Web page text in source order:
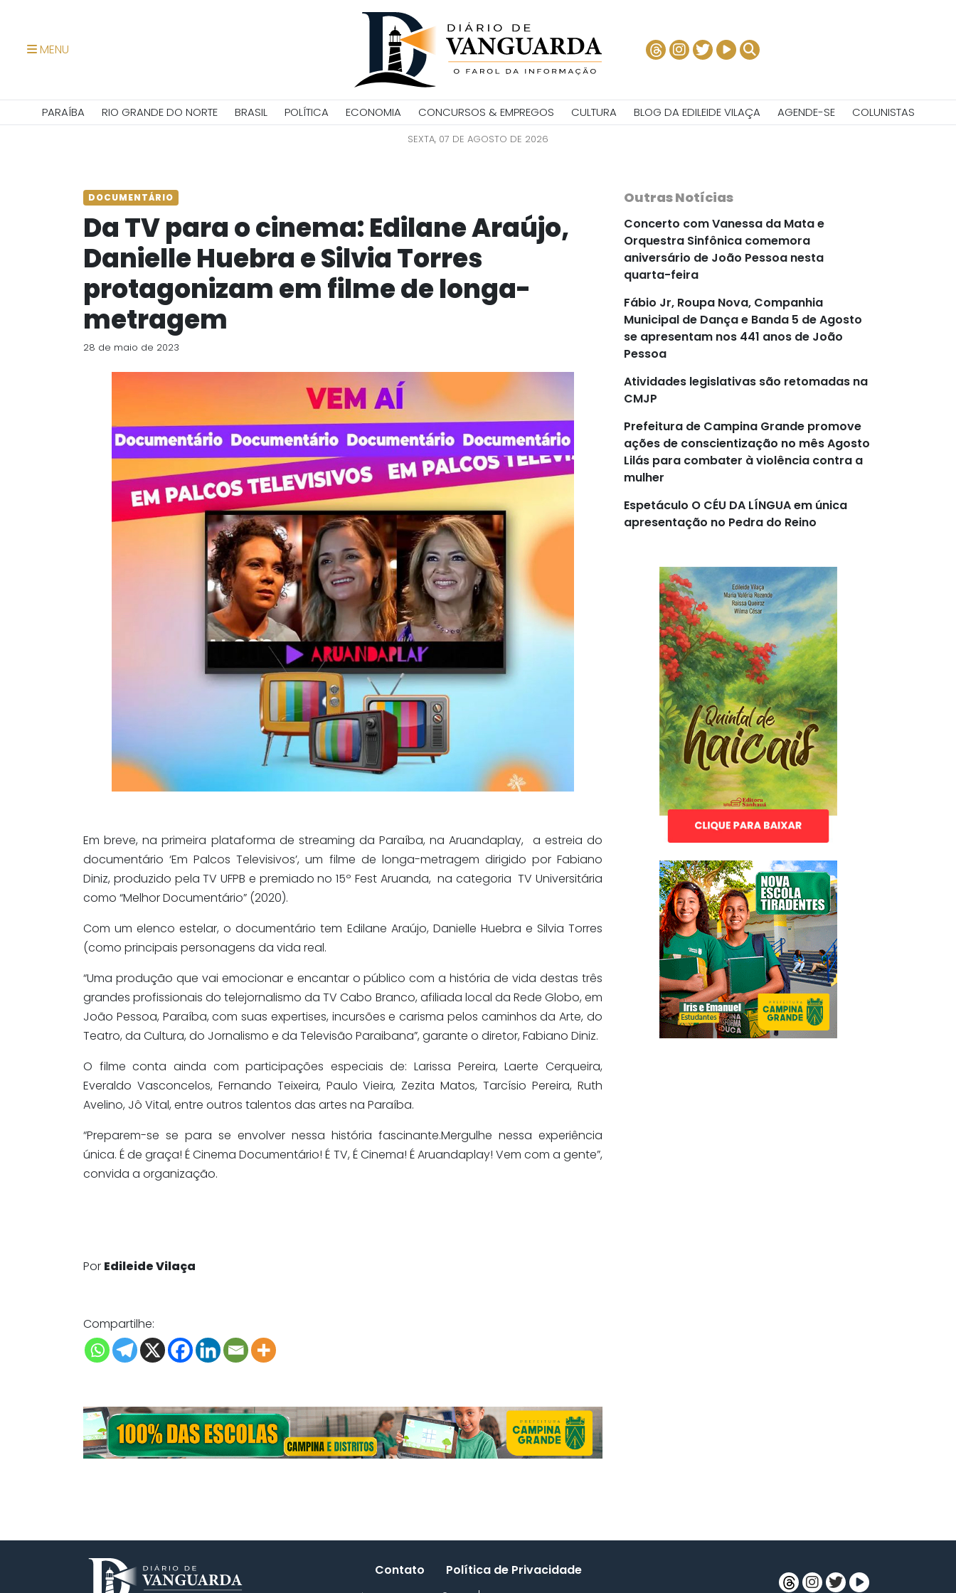
MENU
PARAÍBA RIO GRANDE DO NORTE BRASIL POLÍTICA ECONOMIA CONCURSOS & EMPREGOS CULTURA BLOG DA EDILEIDE VILAÇA AGENDE-SE COLUNISTAS
SEXTA, 07 DE AGOSTO DE 2026
DOCUMENTÁRIO
Da TV para o cinema: Edilane Araújo,
Danielle Huebra e Silvia Torres
protagonizam em filme de longa-
metragem
28 de maio de 2023
Em breve, na primeira plataforma de streaming da Paraíba, na Aruandaplay,
a estreia do
documentário ‘Em Palcos Televisivos’, um filme de longa-metragem dirigido por Fabiano
Diniz, produzido pela TV UFPB e premiado no 15º Fest Aruanda, na categoria TV Universitária
como “Melhor Documentário” (2020).
Com um elenco estelar, o documentário tem Edilane Araújo, Danielle Huebra e Silvia Torres
(como principais personagens da vida real.
“Uma produção que vai emocionar e encantar o público com a história de vida destas três
grandes profissionais do telejornalismo da TV Cabo Branco, afiliada local da Rede Globo, em
João Pessoa, Paraíba, com suas expertises, incursões e carisma pelos caminhos da Arte, do
Teatro, da Cultura, do Jornalismo e da Televisão Paraibana”, garante o diretor, Fabiano Diniz.
O filme conta ainda com participações especiais de: Larissa Pereira, Laerte Cerqueira,
Everaldo Vasconcelos, Fernando Teixeira, Paulo Vieira, Zezita Matos, Tarcísio Pereira, Ruth
Avelino, Jô Vital, entre outros talentos das artes na Paraíba.
“Preparem-se se para se envolver nessa história fascinante.Mergulhe nessa experiência
única. É de graça! É Cinema Documentário! É TV, É Cinema! É Aruandaplay! Vem com a gente”,
convida a organização.
Por Edileide Vilaça
Compartilhe:
Outras Notícias
Concerto com Vanessa da Mata e
Orquestra Sinfônica comemora
aniversário de João Pessoa nesta
quarta-feira
Fábio Jr, Roupa Nova, Companhia
Municipal de Dança e Banda 5 de Agosto
se apresentam nos 441 anos de João
Pessoa
Atividades legislativas são retomadas na
CMJP
Prefeitura de Campina Grande promove
ações de conscientização no mês Agosto
Lilás para combater à violência contra a
mulher
Espetáculo O CÉU DA LÍNGUA em única
apresentação no Pedra do Reino
Contato Política de Privacidade